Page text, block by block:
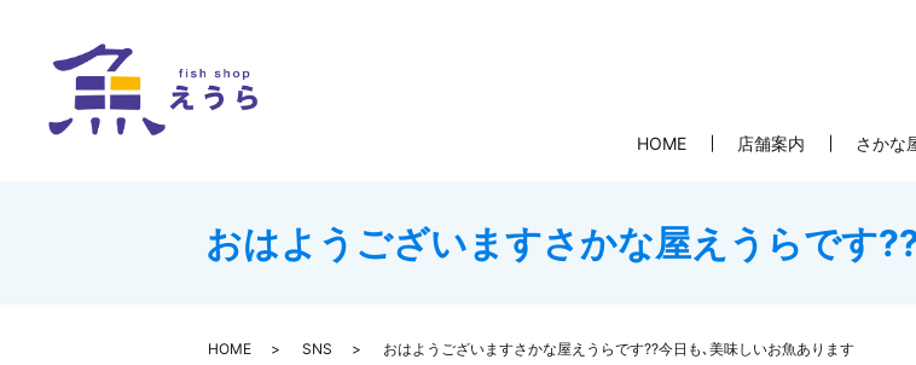
HOME 店舗案内 さかな
おはようございますさかな屋えうらです
HOME SNS おはようございますさかな屋えうらです??今日も､美味しいお魚あります